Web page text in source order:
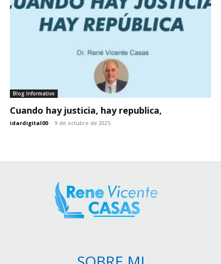
Blog Informativo
Cuando hay justicia, hay republica,
idardigital00 - 9 de octubre de 2025